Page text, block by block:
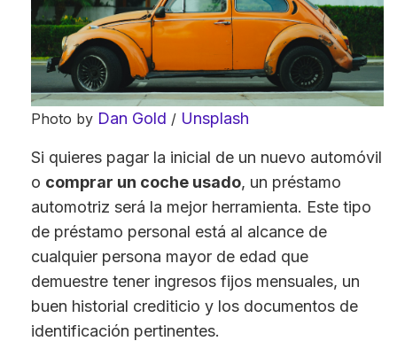
Photo by Dan Gold / Unsplash
Si quieres pagar la inicial de un nuevo automóvil
o comprar un coche usado, un préstamo
automotriz será la mejor herramienta. Este tipo
de préstamo personal está al alcance de
cualquier persona mayor de edad que
demuestre tener ingresos fijos mensuales, un
buen historial crediticio y los documentos de
identificación pertinentes.